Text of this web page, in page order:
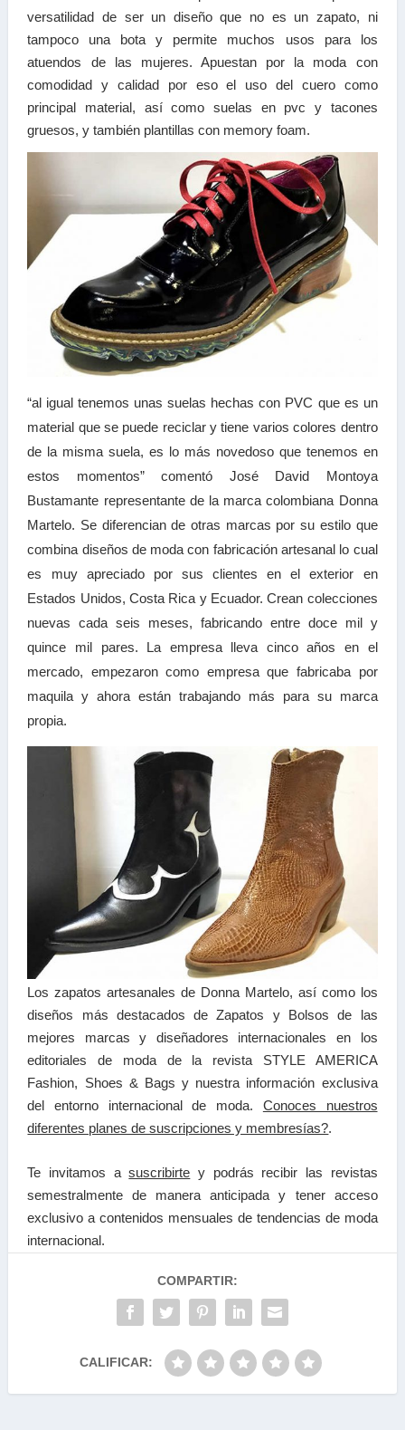
versatilidad de ser un diseño que no es un zapato, ni
tampoco una bota y permite muchos usos para los
atuendos de las mujeres. Apuestan por la moda con
comodidad y calidad por eso el uso del cuero como
principal material, así como suelas en pvc y tacones
gruesos, y también plantillas con memory foam.
“al igual tenemos unas suelas hechas con PVC que es un
material que se puede reciclar y tiene varios colores dentro
de la misma suela, es lo más novedoso que tenemos en
estos momentos” comentó José David Montoya
Bustamante representante de la marca colombiana Donna
Martelo. Se diferencian de otras marcas por su estilo que
combina diseños de moda con fabricación artesanal lo cual
es muy apreciado por sus clientes en el exterior en
Estados Unidos, Costa Rica y Ecuador. Crean colecciones
nuevas cada seis meses, fabricando entre doce mil y
quince mil pares. La empresa lleva cinco años en el
mercado, empezaron como empresa que fabricaba por
maquila y ahora están trabajando más para su marca
propia.
Los zapatos artesanales de Donna Martelo, así como los
diseños más destacados de Zapatos y Bolsos de las
mejores marcas y diseñadores internacionales en los
editoriales de moda de la revista STYLE AMERICA
Fashion, Shoes & Bags y nuestra información exclusiva
del entorno internacional de moda. Conoces nuestros
diferentes planes de suscripciones y membresías?.
Te invitamos asuscribirte y podrás recibir las revistas
semestralmente de manera anticipada y tener acceso
exclusivo a contenidos mensuales de tendencias de moda
internacional.
COMPARTIR:
CALIFICAR: